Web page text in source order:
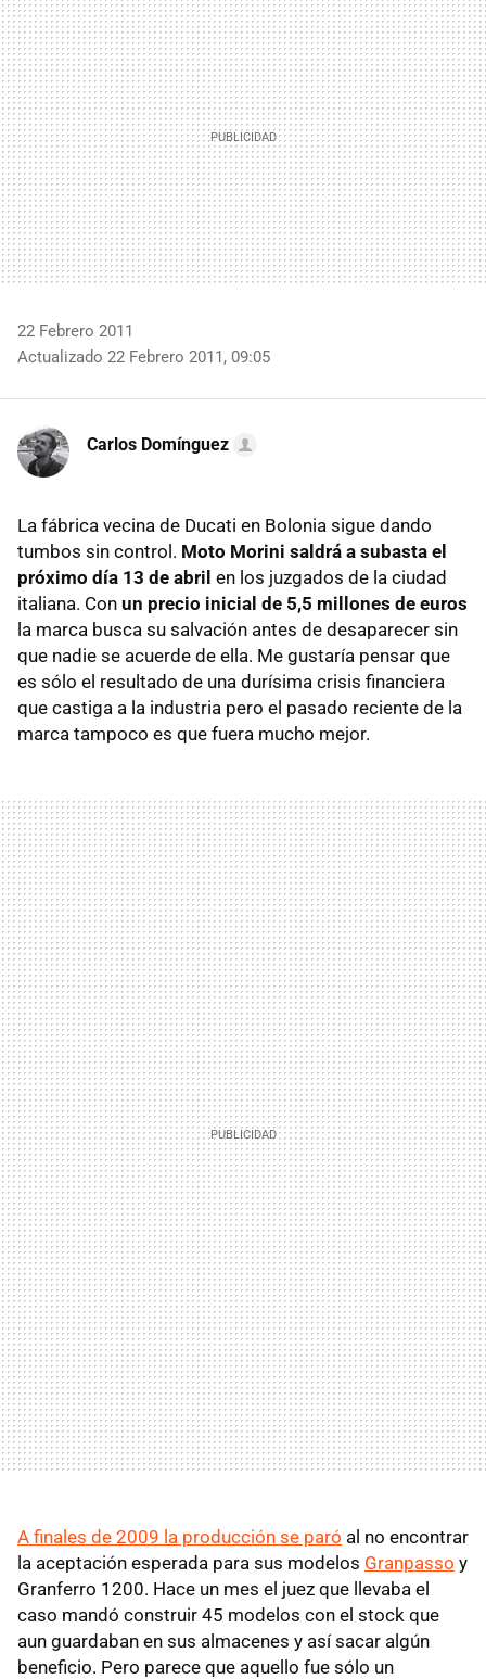
MAIL
22 Febrero 2011
Actualizado 22 Febrero 2011, 09:05
Carlos Domínguez
La fábrica vecina de Ducati en Bolonia sigue dando
tumbos sin control. Moto Morini saldrá a subasta el
próximo día 13 de abril en los juzgados de la ciudad
italiana. Con un precio inicial de 5,5 millones de euros
la marca busca su salvación antes de desaparecer sin
que nadie se acuerde de ella. Me gustaría pensar que
es sólo el resultado de una durísima crisis financiera
que castiga a la industria pero el pasado reciente de la
marca tampoco es que fuera mucho mejor.
A finales de 2009 la producción se paró al no encontrar
la aceptación esperada para sus modelos Granpasso y
Granferro 1200. Hace un mes el juez que llevaba el
caso mandó construir 45 modelos con el stock que
aun guardaban en sus almacenes y así sacar algún
beneficio. Pero parece que aquello fue sólo un